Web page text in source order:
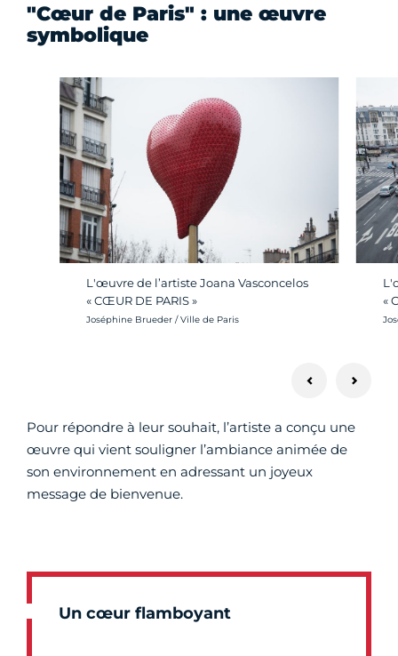
"Cœur de Paris" : une œuvre
symbolique
L'œuvre de l’artiste Joana Vasconcelos
« CŒUR DE PARIS »
Crédit photo :
Joséphine Brueder / Ville de Paris
«
Pour répondre à leur souhait, l’artiste a conçu une
œuvre qui vient souligner l’ambiance animée de
son environnement en adressant un joyeux
message de bienvenue.
Un cœur flamboyant